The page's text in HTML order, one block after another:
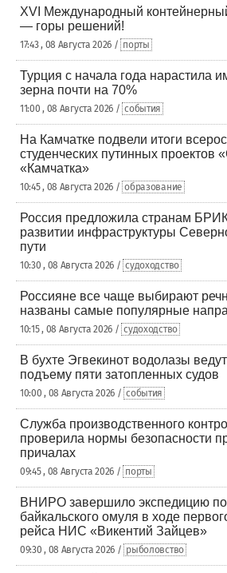
XVI Международный
— горы решений!
17:43 , 08 Августа 2026 / порты
Турция с начала года нарастила
зерна почти на 70%
11:00 , 08 Августа 2026 / события
На Камчатке подвели итоги
студенческих путинных проектов
«Камчатка»
10:45 , 08 Августа 2026 / образование
Россия предложила странам
развитии инфраструктуры
пути
10:30 , 08 Августа 2026 / судоходство
Россияне все чаще выбирают
названы самые популярные
10:15 , 08 Августа 2026 / судоходство
В бухте Эгвекинот водолазы
подъему пяти затопленных судов
10:00 , 08 Августа 2026 / события
Служба производственного
проверила нормы безопасности
причалах
09:45 , 08 Августа 2026 / порты
ВНИРО завершило экспедицию
байкальского омуля в ходе
рейса НИС «Викентий Зайцев»
09:30 , 08 Августа 2026 / рыболовство